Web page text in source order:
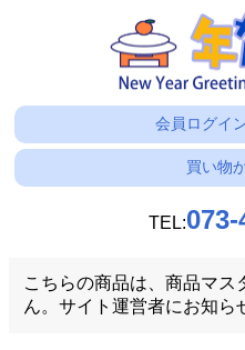
会員ログイ
買い物
TEL:
こちらの商品は、商品マ
ん。サイト運営者にお知ら